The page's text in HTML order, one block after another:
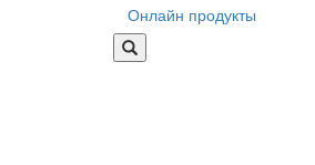
Онлайн продукты